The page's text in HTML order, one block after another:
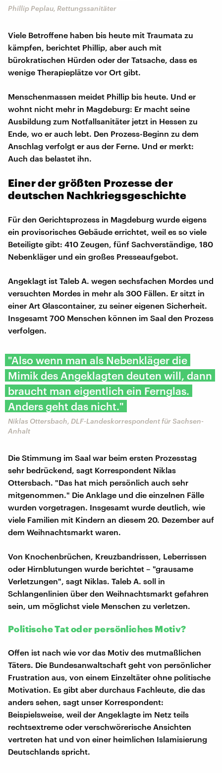
Phillip Peplau, Rettungssanitäter
Viele Betroffene haben bis heute mit Traumata zu
kämpfen, berichtet Phillip, aber auch mit
bürokratischen Hürden oder der Tatsache, dass es
wenige Therapieplätze vor Ort gibt.
Menschenmassen meidet Phillip bis heute. Und er
wohnt nicht mehr in Magdeburg: Er macht seine
Ausbildung zum Notfallsanitäter jetzt in Hessen zu
Ende, wo er auch lebt. Den Prozess-Beginn zu dem
Anschlag verfolgt er aus der Ferne. Und er merkt:
Auch das belastet ihn.
Einer der größten Prozesse der
deutschen Nachkriegsgeschichte
Für den Gerichtsprozess in Magdeburg wurde eigens
ein provisorisches Gebäude errichtet, weil es so viele
Beteiligte gibt: 410 Zeugen, fünf Sachverständige, 180
Nebenkläger und ein großes Presseaufgebot.
Angeklagt ist Taleb A. wegen sechsfachen Mordes und
versuchten Mordes in mehr als 300 Fällen. Er sitzt in
einer Art Glascontainer, zu seiner eigenen Sicherheit.
Insgesamt 700 Menschen können im Saal den Prozess
verfolgen.
"Also wenn man als Nebenkläger die
Mimik des Angeklagten deuten will, dann
braucht man eigentlich ein Fernglas.
Anders geht das nicht."
Niklas Ottersbach, DLF-Landeskorrespondent für Sachsen-
Anhalt
Die Stimmung im Saal war beim ersten Prozesstag
sehr bedrückend, sagt Korrespondent Niklas
Ottersbach. "Das hat mich persönlich auch sehr
mitgenommen." Die Anklage und die einzelnen Fälle
wurden vorgetragen. Insgesamt wurde deutlich, wie
viele Familien mit Kindern an diesem 20. Dezember auf
dem Weihnachtsmarkt waren.
Von Knochenbrüchen, Kreuzbandrissen, Leberrissen
oder Hirnblutungen wurde berichtet – "grausame
Verletzungen", sagt Niklas. Taleb A. soll in
Schlangenlinien über den Weihnachtsmarkt gefahren
sein, um möglichst viele Menschen zu verletzen.
Politische Tat oder persönliches Motiv?
Offen ist nach wie vor das Motiv des mutmaßlichen
Täters. Die Bundesanwaltschaft geht von persönlicher
Frustration aus, von einem Einzeltäter ohne politische
Motivation. Es gibt aber durchaus Fachleute, die das
anders sehen, sagt unser Korrespondent:
Beispielsweise, weil der Angeklagte im Netz teils
rechtsextreme oder verschwörerische Ansichten
vertreten hat und von einer heimlichen Islamisierung
Deutschlands spricht.